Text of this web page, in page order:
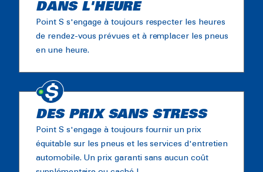
DANS L'HEURE
Point S s'engage à toujours respecter les heures
de rendez-vous prévues et à remplacer les pneus
en une heure.
DES PRIX SANS STRESS
Point S s'engage à toujours fournir un prix
équitable sur les pneus et les services d'entretien
automobile. Un prix garanti sans aucun coût